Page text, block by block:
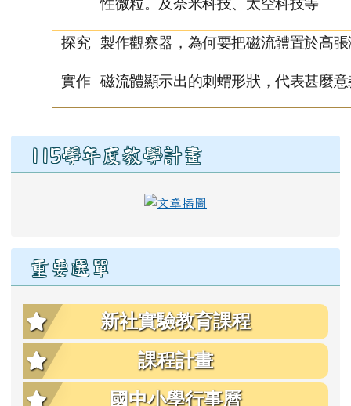
性微粒。及奈米科技、太空科技等
探究
實作
製作觀察器，為何要把磁流體置於高
磁流體顯示出的刺蝟形狀，代表甚麼
右邊區域內容
115學年度教學計畫
重要選單
新社實驗教育課程
課程計畫
國中小學行事曆